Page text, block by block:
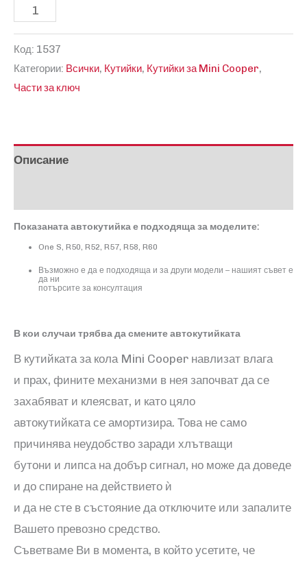
количество
Кутийка
за
Mini
Код: 1537
Категории: Всички, Кутийки, Кутийки за Mini Cooper,
Части за ключ
Описание
Показаната автокутийка е подходяща за моделите:
One S, R50, R52, R57, R58, R60
Възможно е да е подходяща и за други модели – нашият съвет е
да ни
потърсите за консултация
В кои случаи трябва да смените автокутийката
В кутийката за кола Mini Cooper навлизат влага
и прах, фините механизми в нея започват да се
захабяват и клеясват, и като цяло
автокутийката се амортизира. Това не само
причинява неудобство заради хлътващи
бутони и липса на добър сигнал, но може да доведе
и до спиране на действието ѝ
и да не сте в състояние да отключите или запалите
Вашето превозно средство.
Съветваме Ви в момента, в който усетите, че